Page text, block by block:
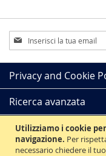
Utilizziamo i cookie
navigazione. Per
necessario chiedere il
Iscriviti
alla
nostra
Newsletter:
Privacy and Cookie
Ricerca avanzata
Ordini e resi